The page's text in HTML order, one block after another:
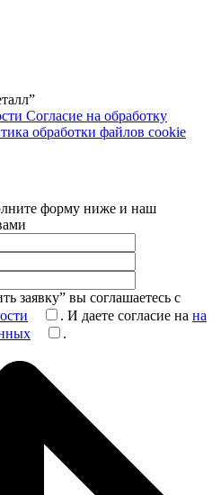
Согласие на обработку
обработки файлов cookie
форму ниже и наш
заявку” вы соглашаетесь с
. И даете согласие на на
.